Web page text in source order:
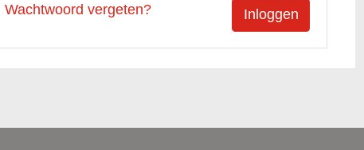
Wachtwoord vergeten?